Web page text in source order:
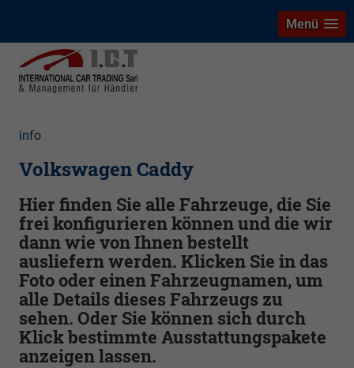
Menü
info
Volkswagen Caddy
Hier finden Sie alle Fahrzeuge, die Sie
frei konfigurieren können und die wir
dann wie von Ihnen bestellt
ausliefern werden. Klicken Sie in das
Foto oder einen Fahrzeugnamen, um
alle Details dieses Fahrzeugs zu
sehen. Oder Sie können sich durch
Klick bestimmte Ausstattungspakete
anzeigen lassen.